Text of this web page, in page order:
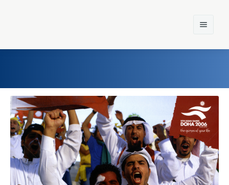
Home
Einst und Heute
Marken
Konzerne